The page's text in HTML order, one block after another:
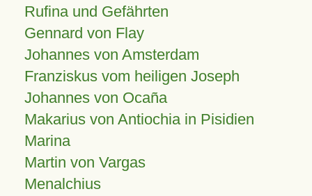
Rufina und Gefährten
Gennard von Flay
Johannes von Amsterdam
Franziskus vom heiligen Joseph
Johannes von Ocaña
Makarius von Antiochia in Pisidien
Marina
Martin von Vargas
Menalchius